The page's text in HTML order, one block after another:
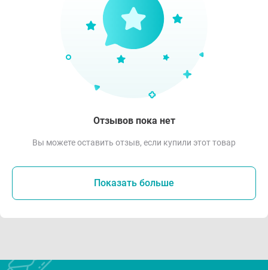
Отзывов пока нет
Вы можете оставить отзыв, если купили этот товар
Показать больше